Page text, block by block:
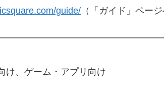
guide/ （「ガイド」ペー
け、ゲーム・アプリ向け